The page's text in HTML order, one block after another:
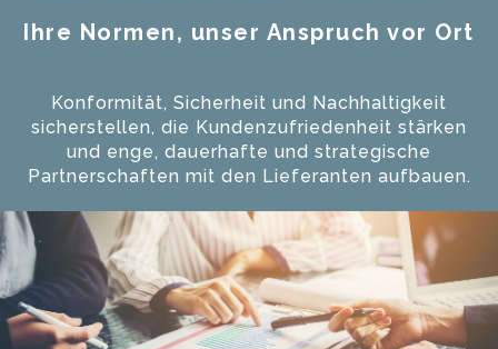
Ihre Normen, unser Anspruch vor Ort
Konformität, Sicherheit und Nachhaltigkeit
sicherstellen, die Kundenzufriedenheit stärken
und enge, dauerhafte und strategische
Partnerschaften mit den Lieferanten aufbauen.